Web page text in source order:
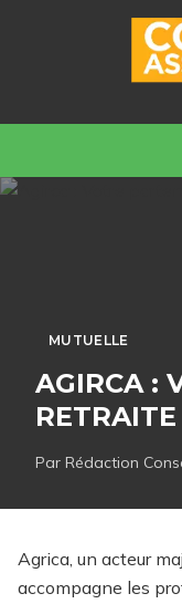
MUTUELLE
AGIRCA :
Par Rédaction
Agrica, un acteur
accompagne les